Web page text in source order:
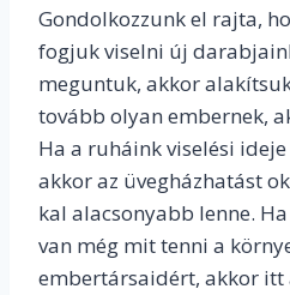
Gondolkozzunk el rajta,
fogjuk viselni új
meguntuk, akkor
tovább olyan embernek,
Ha a ruháink viselési
akkor az üvegházhatást
kal alacsonyabb lenne.
van még mit tenni a
embertársaidért, akkor itt